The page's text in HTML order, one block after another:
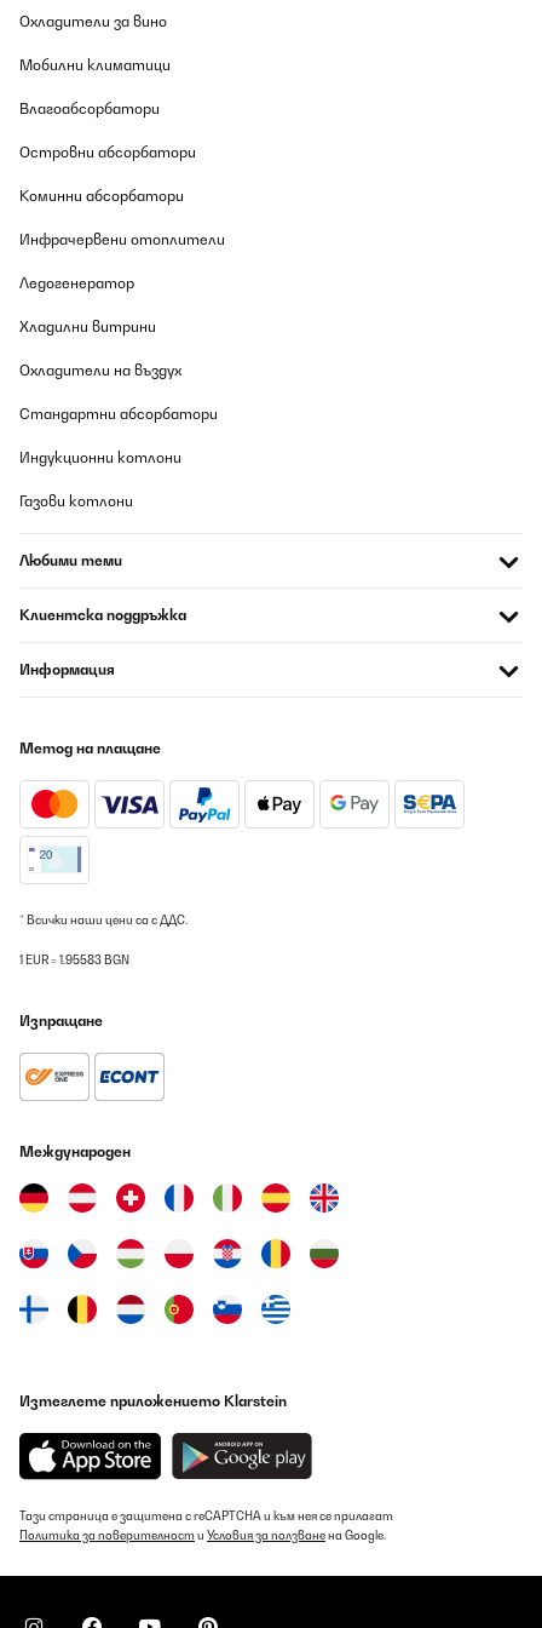
Atmosphäre ein, ohne zu stören.Die Installationsanleitung war
professionelle Hilfe einbauen. Ich empfehle den Einbau aber
Stückchen wiegt.
Amazon-Benutzer
Охладители за вино
Мобилни климатици
Влагоабсорбатори
Островни абсорбатори
Коминни абсорбатори
Инфрачервени отоплители
Ледогенератор
Хладилни витрини
Охладители на въздух
Стандартни абсорбатори
Индукционни котлони
Газови котлони
Любими теми
Клиентска поддръжка
Информация
Метод на плащане
* Всички наши цени са с ДДС.
1 EUR = 1.95583 BGN
Изпращане
Международен
Изтеглете приложението Klarstein
Тази страница е защитена с reCAPTCHA и към нея се прилагат
Политика за поверителност и Условия за ползванена Google.